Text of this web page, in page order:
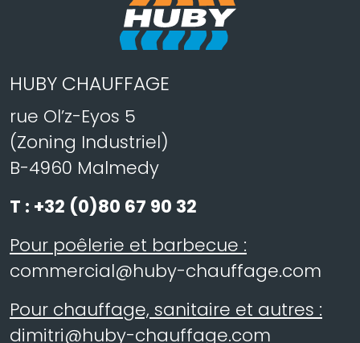
HUBY CHAUFFAGE
rue Ol’z-Eyos 5
(Zoning Industriel)
B-4960 Malmedy
T : +32 (0)80 67 90 32
Pour poêlerie et barbecue :
commercial@huby-chauffage.com
Pour chauffage, sanitaire et autres :
dimitri@huby-chauffage.com